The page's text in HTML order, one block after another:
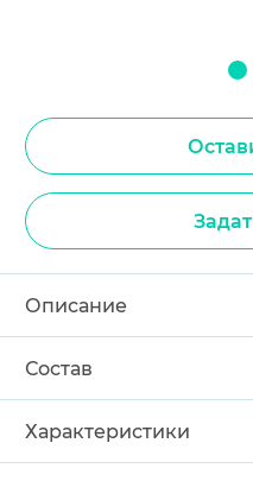
Описание
Состав
Характеристики